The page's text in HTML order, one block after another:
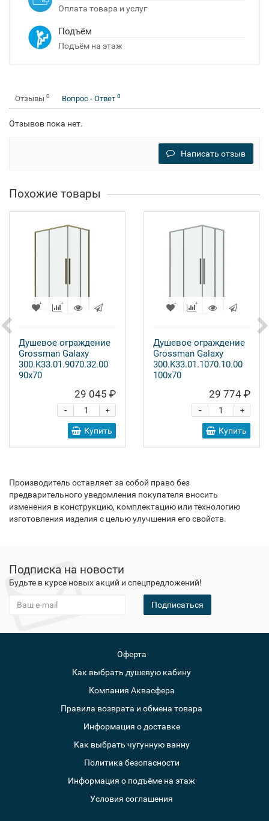
Оплата товара и услуг
Подъём
Подъём на этаж
Отзывы 0 Вопрос - Ответ 0
Отзывов пока нет.
Написать отзыв
Похожие товары
Душевое ограждение
Grossman Galaxy
300.K33.01.9070.32.00
90x70
29 045 ₽
+
-
Купить
Душевое ограждение
Grossman Galaxy
300.K33.01.1070.10.00
100x70
29 774 ₽
+
-
Купить
Производитель оставляет за собой право без
предварительного уведомления покупателя вносить
изменения в конструкцию, комплектацию или технологию
изготовления изделия с целью улучшения его свойств.
Подписка на новости
Будьте в курсе новых акций и спецпредложений!
Подписаться
Оферта
Как выбрать душевую кабину
Компания Аквасфера
Правила возврата и обмена товара
Информация о доставке
Как выбрать чугунную ванну
Политика безопасности
Информация о подъёме на этаж
Условия соглашения